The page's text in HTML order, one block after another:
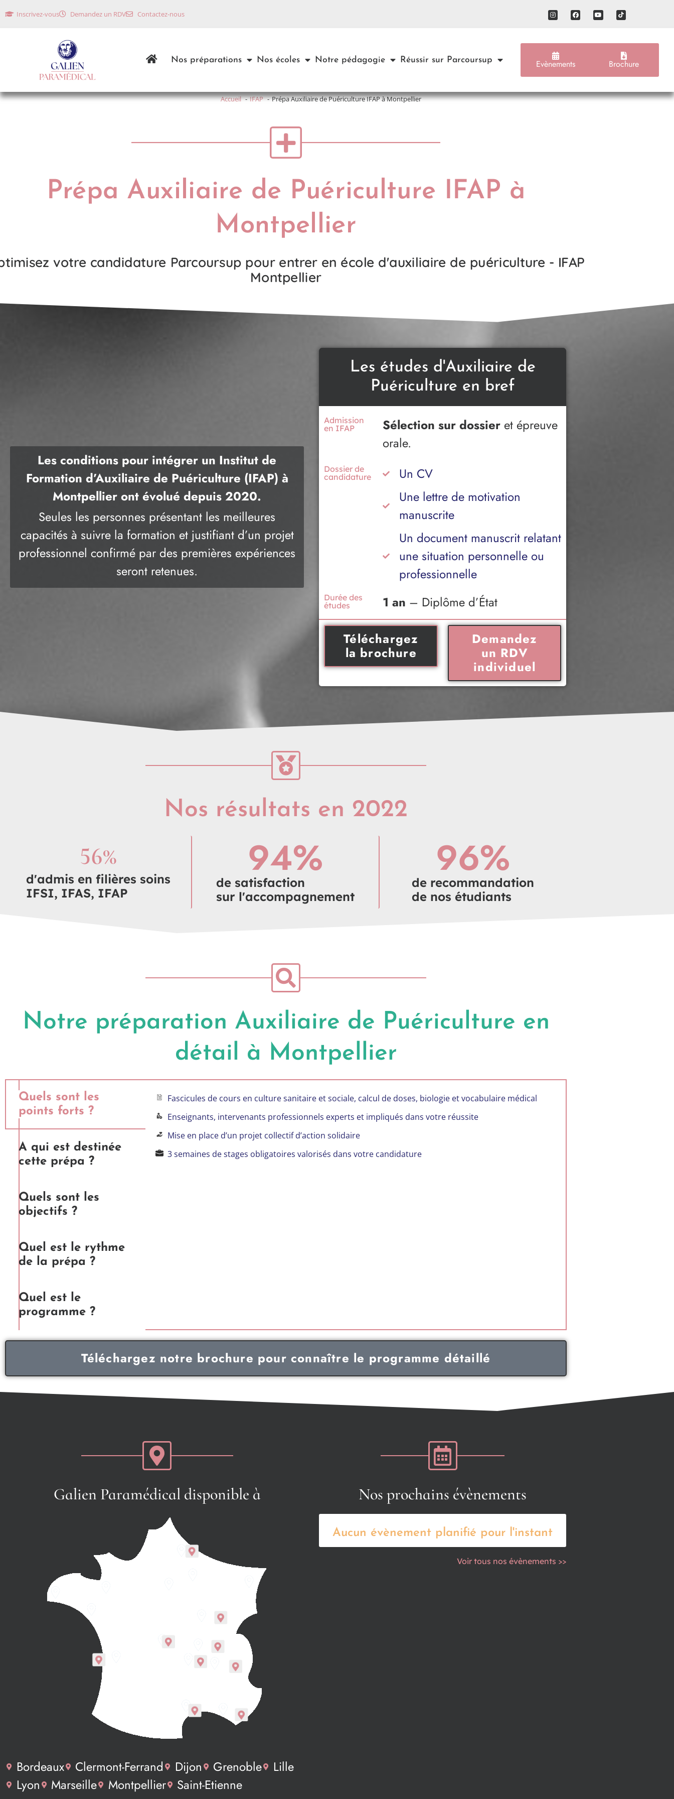
Inscrivez-vous Demandez un RDV Contactez-nous
Nos préparations Nos écoles Notre pédagogie Réussir sur Parcoursup Evènements Brochure
Accueil IFAP Prépa Auxiliaire de Puériculture IFAP à Montpellier
Prépa Auxiliaire de Puériculture IFAP à
Montpellier
votre candidature Parcoursup pour entrer en école d'auxiliaire de puériculture - IFAP
Montpellier
Les conditions pour intégrer un Institut de
Formation d’Auxiliaire de Puériculture (IFAP) à
Montpellier ont évolué depuis 2020.
Seules les personnes présentant les meilleures
capacités à suivre la formation et justifiant d’un projet
professionnel confirmé par des premières expériences
seront retenues.
Les études d'Auxiliaire de
Puériculture en bref
Admission
en IFAP
Sélection sur dossier et épreuve
orale.
Dossier de
candidature
Un CV
Une lettre de motivation
manuscrite
Un document manuscrit relatant
une situation personnelle ou
professionnelle
Durée des
études
1 an – Diplôme d’État
Téléchargez
la brochure
Demandez
un RDV
individuel
Nos résultats en 2022
d'admis en filières soins
IFSI, IFAS, IFAP
56%
de satisfaction
sur l'accompagnement
94%
de recommandation
de nos étudiants
96%
Notre préparation Auxiliaire de Puériculture en
détail à Montpellier
Quels sont les
points forts ?
A qui est destinée
cette prépa ?
Quels sont les
objectifs ?
Quel est le rythme
de la prépa ?
Quel est le
programme ?
Fascicules de cours en culture sanitaire et sociale, calcul de doses, biologie et vocabulaire médical
Enseignants, intervenants professionnels experts et impliqués dans votre réussite
Mise en place d’un projet collectif d’action solidaire
3 semaines de stages obligatoires valorisés dans votre candidature
Téléchargez notre brochure pour connaître le programme détaillé
Galien Paramédical disponible à
Bordeaux Clermont-Ferrand Dijon Grenoble
Lille
Lyon
Marseille Montpellier Saint-Etienne
Nos prochains évènements
Aucun évènement planifié pour l'instant
Voir tous nos évènements >>